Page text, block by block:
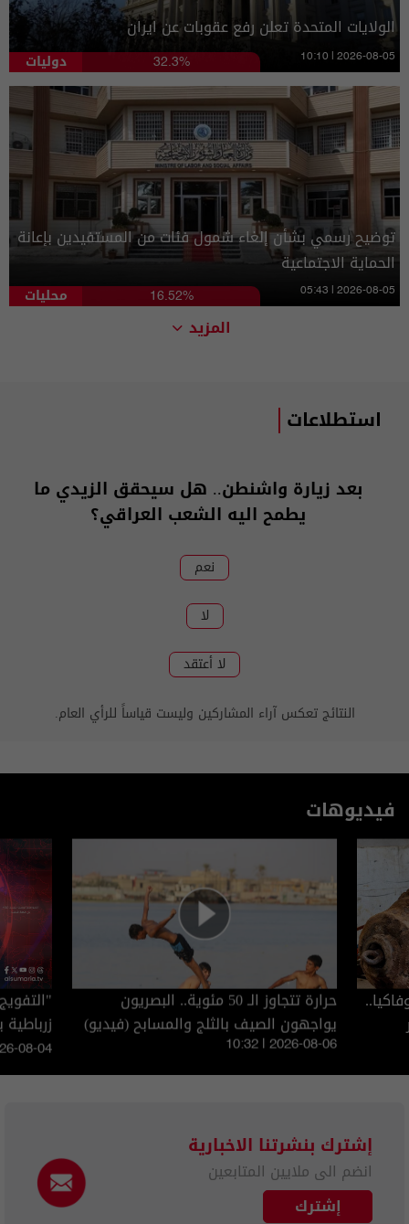
الولايات المتحدة تعلن رفع عقوبات عن ايران
دوليات 32.3% 10:10 | 2026-08-05
توضيح رسمي بشأن إلغاء شمول فئات من المستفيدين بإعانة
الحماية الاجتماعية
محليات 16.52% 05:43 | 2026-08-05
المزيد
استطلاعات
بعد زيارة واشنطن.. هل سيحقق الزيدي ما
يطمح اليه الشعب العراقي؟
نعم
لا
لا أعتقد
النتائج تعكس آراء المشاركين وليست قياساً للرأي العام.
فيديوهات
حرارة تتجاوز الـ 50 مئوية.. البصريون
يواجهون الصيف بالثلج والمسابح (فيديو)
10:32 | 2026-08-06
الزائرين
08-04
إشترك بنشرتنا الاخبارية
انضم الى ملايين المتابعين
إشترك